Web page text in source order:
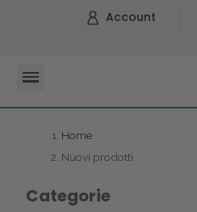
Account
Home
Nuovi prodotti
Categorie